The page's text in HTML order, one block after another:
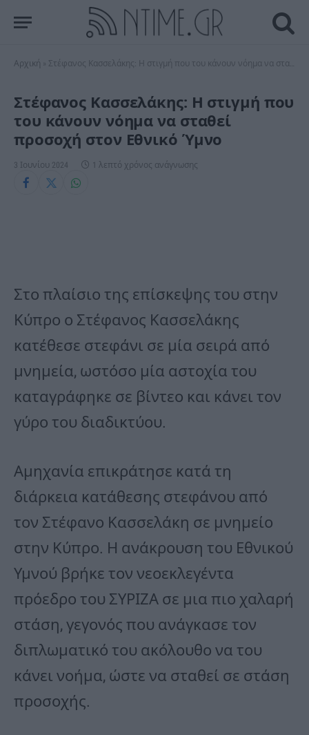
Αρχική Στέφανος Κασσελάκης: Η στιγμή που του κάνουν νόημα να σταθεί προσοχή στον Εθνικό Ύμνο
Στέφανος Κασσελάκης: Η στιγμή που
του κάνουν νόημα να σταθεί
προσοχή στον Εθνικό Ύμνο
3 Ιουνίου 2024 1 λεπτό χρόνος ανάγνωσης
Στο πλαίσιο της επίσκεψης του στην
Κύπρο ο Στέφανος Κασσελάκης
κατέθεσε στεφάνι σε μία σειρά από
μνημεία, ωστόσο μία αστοχία του
καταγράφηκε σε βίντεο και κάνει τον
γύρο του διαδικτύου.
Αμηχανία επικράτησε κατά τη
διάρκεια κατάθεσης στεφάνου από
τον Στέφανο Κασσελάκη σε μνημείο
στην Κύπρο. Η ανάκρουση του Εθνικού
Υμνού βρήκε τον νεοεκλεγέντα
πρόεδρο του ΣΥΡΙΖΑ σε μια πιο χαλαρή
στάση, γεγονός που ανάγκασε τον
διπλωματικό του ακόλουθο να του
κάνει νοήμα, ώστε να σταθεί σε στάση
προσοχής.